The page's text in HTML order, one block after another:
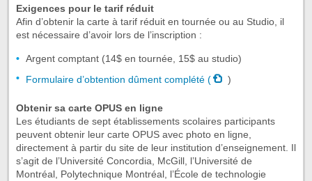
Exigences pour le tarif réduit
Afin d’obtenir la carte à tarif réduit en tournée ou au Studio, il
est nécessaire d’avoir lors de l’inscription :
Argent comptant (14$ en tournée, 15$ au studio)
Formulaire d’obtention dûment complété (
)
Obtenir sa carte OPUS en ligne
Les étudiants de sept établissements scolaires participants
peuvent obtenir leur carte OPUS avec photo en ligne,
directement à partir du site de leur institution d’enseignement. Il
s’agit de l’Université Concordia, McGill, l’Université de
Montréal, Polytechnique Montréal, l’École de technologie